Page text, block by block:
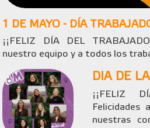
1 DE MAYO - DÍA
¡¡FELIZ DÍA DEL
nuestro equipo y a todos los
DIA DE
¡¡FELIZ
Felicidades
nuestras